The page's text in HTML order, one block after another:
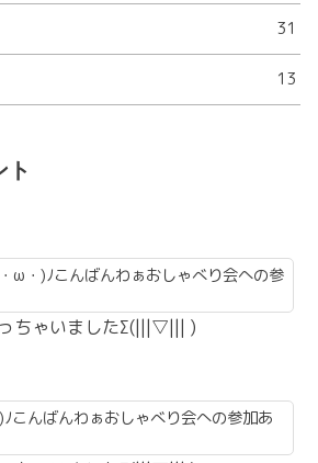
31
13
ト
ω・)ﾉこんばんわぁおしゃべり会への参
ちゃいましたΣ(|||▽||| )
こんばんわぁおしゃべり会への参加あ